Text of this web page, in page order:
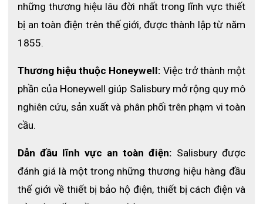
những thương hiệu lâu đời nhất trong lĩnh vực thiết
bị an toàn điện trên thế giới, được thành lập từ năm
1855.
Thương hiệu thuộc Honeywell: Việc trở thành một
phần của Honeywell giúp Salisbury mở rộng quy mô
nghiên cứu, sản xuất và phân phối trên phạm vi toàn
cầu.
Dẫn đầu lĩnh vực an toàn điện: Salisbury được
đánh giá là một trong những thương hiệu hàng đầu
thế giới về thiết bị bảo hộ điện, thiết bị cách điện và